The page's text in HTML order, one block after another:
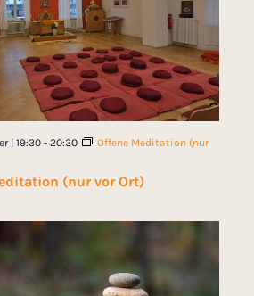
(nur vor Ort)
| 19:30- 20:30
Offene Meditation (nur